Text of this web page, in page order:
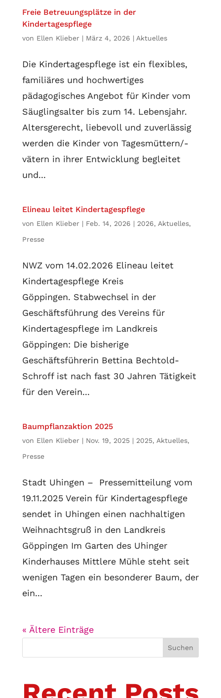
Freie Betreuungsplätze in der
Kindertagespflege
von Ellen Klieber| März 4, 2026 | Aktuelles
Die Kindertagespflege ist ein flexibles,
familiäres und hochwertiges
pädagogisches Angebot für Kinder vom
Säuglingsalter bis zum 14. Lebensjahr.
Altersgerecht, liebevoll und zuverlässig
werden die Kinder von Tagesmüttern/-
vätern in ihrer Entwicklung begleitet
und...
Elineau leitet Kindertagespflege
von Ellen Klieber| Feb. 14, 2026 | 2026, Aktuelles,
Presse
NWZ vom 14.02.2026 Elineau leitet
Kindertagespflege Kreis
Göppingen. Stabwechsel in der
Geschäftsführung des Vereins für
Kindertagespflege im Landkreis
Göppingen: Die bisherige
Geschäftsführerin Bettina Bechtold-
Schroff ist nach fast 30 Jahren Tätigkeit
für den Verein...
Baumpflanzaktion 2025
von Ellen Klieber| Nov. 19, 2025| 2025, Aktuelles,
Presse
Stadt Uhingen – Pressemitteilung vom
19.11.2025 Verein für Kindertagespflege
sendet in Uhingen einen nachhaltigen
Weihnachtsgruß in den Landkreis
Göppingen Im Garten des Uhinger
Kinderhauses Mittlere Mühle steht seit
wenigen Tagen ein besonderer Baum, der
ein...
« Ältere Einträge
Suchen